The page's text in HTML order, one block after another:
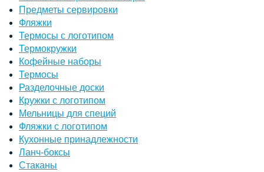
Предметы сервировки
Фляжки
Термосы с логотипом
Термокружки
Кофейные наборы
Термосы
Разделочные доски
Кружки с логотипом
Мельницы для специй
Фляжки с логотипом
Кухонные принадлежности
Ланч-боксы
Стаканы